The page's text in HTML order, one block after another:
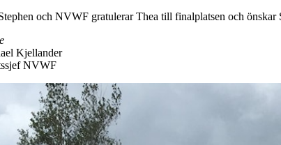
och NVWF gratulerar Thea till finalplatsen och
Kjellander
NVWF